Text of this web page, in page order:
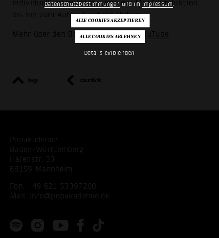
Datenschutzbestimmungen und im Impressum .
Details einblenden
individuell unterstützt – von der Musikproduktion
bis hin zum Auftritt auf der Bühne.
Mehr über den Bandpool auch aufYouTube
top zurück
Popakademie
Baden-Württemberg
Hafenstr. 33
68159 Mannheim
Fon:
+49 621 53397200
Mail:
info@popakademie.de